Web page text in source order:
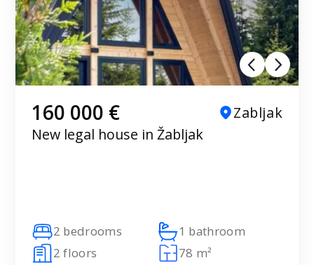
160 000 €
Zabljak
New legal house in Žabljak
2 bedrooms
1 bathroom
2 floors
78 m²